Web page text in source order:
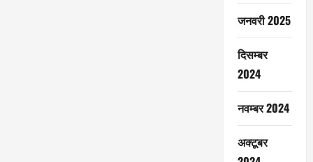
जनवरी 2025
दिसम्बर
2024
नवम्बर 2024
अक्टूबर